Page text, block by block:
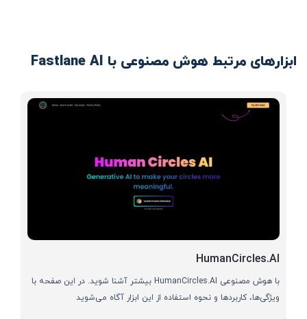
ابزارهای مرتبط هوش مصنوعی با Fastlane AI
HumanCircles.AI
با هوش مصنوعی HumanCircles.AI بیشتر آشنا شوید. در این صفحه با
ویژگی‌ها، کاربردها و نحوه استفاده از این ابزار آگاه می‌شوید